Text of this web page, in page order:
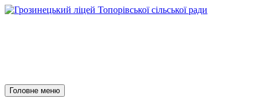
Пошук
Головне меню Перейти
до